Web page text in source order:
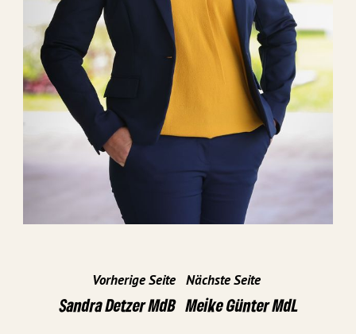
Vorherige Seite
Sandra Detzer MdB
Nächste Seite
Meike Günter MdL